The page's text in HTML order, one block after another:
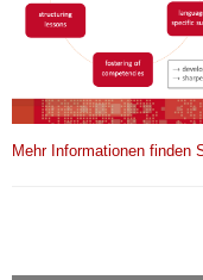
Mehr Informationen finden